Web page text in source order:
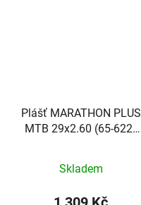
Plášť MARATHON PLUS
MTB 29x2.60 (65-622)
Skladem